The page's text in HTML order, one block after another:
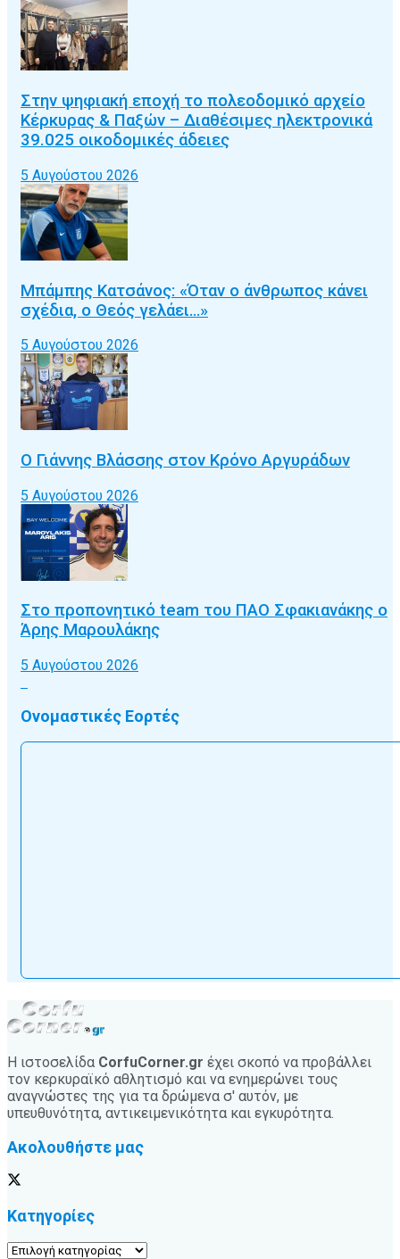
Στην ψηφιακή εποχή το πολεοδομικό αρχείο
Κέρκυρας & Παξών – Διαθέσιμες ηλεκτρονικά
39.025 οικοδομικές άδειες
5 Αυγούστου 2026
Μπάμπης Κατσάνος: «Όταν ο άνθρωπος κάνει
σχέδια, ο Θεός γελάει…»
5 Αυγούστου 2026
Ο Γιάννης Βλάσσης στον Κρόνο Αργυράδων
5 Αυγούστου 2026
Στο προπονητικό team του ΠΑΟ Σφακιανάκης ο
Άρης Μαρουλάκης
5 Αυγούστου 2026
Ονομαστικές Εορτές
Η ιστοσελίδα CorfuCorner.gr έχει σκοπό να προβάλλει
τον κερκυραϊκό αθλητισμό και να ενημερώνει τους
αναγνώστες της για τα δρώμενα σ' αυτόν, με
υπευθυνότητα, αντικειμενικότητα και εγκυρότητα.
Ακολουθήστε μας
Κατηγορίες
Κατηγορίες